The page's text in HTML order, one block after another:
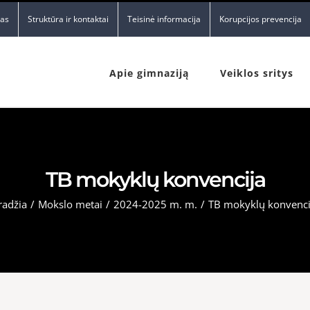
Struktūra ir kontaktai Teisinė informacija Korupcijos prevencija
Apie gimnaziją Veiklos sritys
TB mokyklų konvencija
/ Mokslo metai / 2024-2025 m. m. / TB mokyklų